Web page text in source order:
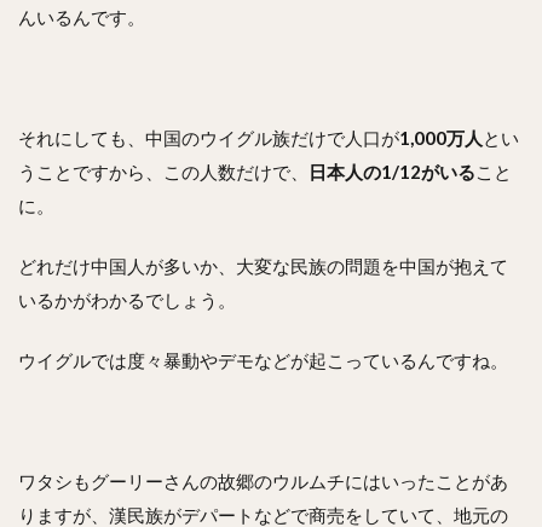
んいるんです。
それにしても、中国のウイグル族だけで人口が1,000万人 とい
うことですから、この人数だけで、
日本人の1/12がいること
に。
どれだけ中国人が多いか、大変な民族の問題を中国が抱えて
いるかがわかるでしょう。
ウイグルでは度々暴動やデモなどが起こっているんですね。
ワタシもグーリーさんの故郷のウルムチにはいったことがあ
りますが、漢民族がデパートなどで商売をしていて、地元の